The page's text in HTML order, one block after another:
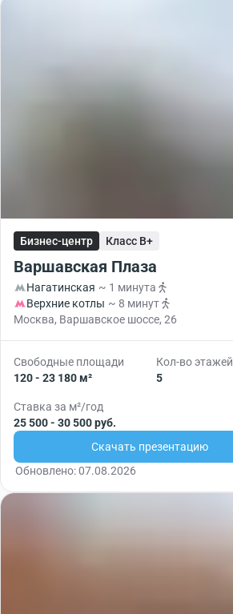
Бизнес-центр Класс B+
Варшавская Плаза
Нагатинская ~ 1 минута
Верхние котлы ~ 8 минут
Москва, Варшавское шоссе, 26
Свободные площади
120 - 23 180 м²
Кол-во этажей
5
Ставка за м²/год
25 500 - 30 500 руб.
Скачать презентацию
Обновлено: 07.08.2026